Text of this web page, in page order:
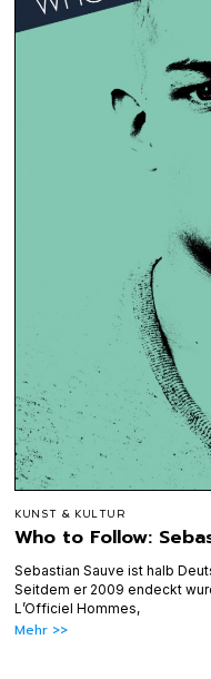
KUNST & KULTUR
Who to Follow:
Sebastian Sauve ist halb
Seitdem er 2009 endeckt
L’Officiel Hommes,
Mehr >>